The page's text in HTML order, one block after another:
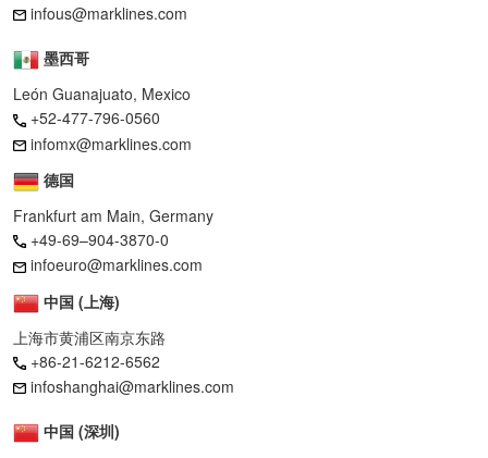
infous@marklines.com
墨西哥
León Guanajuato, Mexico
+52-477-796-0560
infomx@marklines.com
德国
Frankfurt am Main, Germany
+49-69–904-3870-0
infoeuro@marklines.com
中国 (上海)
上海市黄浦区南京东路
+86-21-6212-6562
infoshanghai@marklines.com
中国 (深圳)